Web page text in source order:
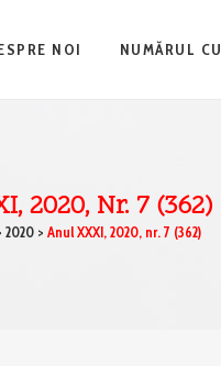
NOI NUMĂRUL
2020, Nr. 7 (362)
2020> Anul XXXI, 2020, nr. 7 (362)